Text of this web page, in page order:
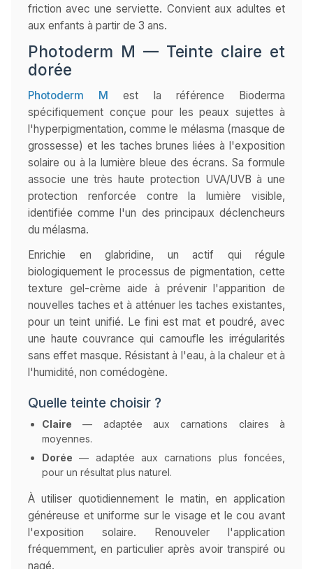
friction avec une serviette. Convient aux adultes et
aux enfants à partir de 3 ans.
Photoderm M — Teinte claire et
dorée
Photoderm M est la référence Bioderma
spécifiquement conçue pour les peaux sujettes à
l'hyperpigmentation, comme le mélasma (masque de
grossesse) et les taches brunes liées à l'exposition
solaire ou à la lumière bleue des écrans. Sa formule
associe une très haute protection UVA/UVB à une
protection renforcée contre la lumière visible,
identifiée comme l'un des principaux déclencheurs
du mélasma.
Enrichie en glabridine, un actif qui régule
biologiquement le processus de pigmentation, cette
texture gel-crème aide à prévenir l'apparition de
nouvelles taches et à atténuer les taches existantes,
pour un teint unifié. Le fini est mat et poudré, avec
une haute couvrance qui camoufle les irrégularités
sans effet masque. Résistant à l'eau, à la chaleur et à
l'humidité, non comédogène.
Quelle teinte choisir ?
Claire — adaptée aux carnations claires à
moyennes.
Dorée — adaptée aux carnations plus foncées,
pour un résultat plus naturel.
À utiliser quotidiennement le matin, en application
généreuse et uniforme sur le visage et le cou avant
l'exposition solaire. Renouveler l'application
fréquemment, en particulier après avoir transpiré ou
nagé.